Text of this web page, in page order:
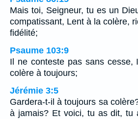
Mais toi, Seigneur, tu es un
compatissant, Lent à la colère,
fidélité;
Psaume 103:9
Il ne conteste pas sans cesse,
colère à toujours;
Jérémie 3:5
Gardera-t-il à toujours sa
à jamais? Et voici, tu as dit, tu